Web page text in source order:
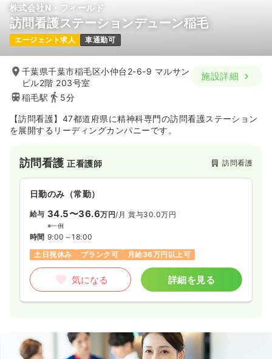
訪問看護正・准看護師
日勤のみ（常勤） 一時募集休止
給与 24.5万円〜/月 賞与2回
※一例
時間 8:00～17:00
年間休日120日
4週8休以上
ブランク可
月給24万円以上可
29.0
※一例
月給29万円以上可
気になる 詳細を見る
透析 正・准看護師
株式会社N・フィールド
訪問看護ステーションデューン稲毛
エージェント求人 車通勤可
千葉県千葉市稲毛区小仲台2-6-9 マルサン
ビル2階 203号室
稲毛駅
5分
施設詳細
【訪問看護】47都道府県に精神科専門の訪問看護ステーション
を展開するリーディングカンパニーです。
訪問看護正看護師 訪問看護
日勤のみ（常勤）
給与 34.5〜36.6万円/月 賞与30.0万円
※一例
時間 9:00～18:00
土日祝休み
ブランク可 月給36万円以上可
気になる 詳細を見る